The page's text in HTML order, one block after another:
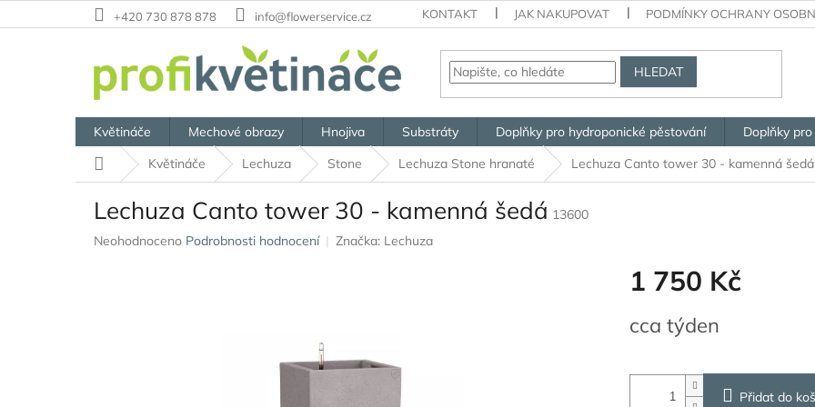
na
+420 730 878 878 info@flowerservice.cz KONTAKT JAK NAKUPOVAT PODMÍNKY OCHRANY
HLEDAT
Květináče Mechové obrazy Hnojiva Substráty Doplňky pro hydroponické pěstování Doplňky
Domů
Květináče Lechuza Stone Lechuza Stone hranaté Lechuza Canto tower 30 - kamenná šedá
Lechuza Canto tower 30 - kamenná šedá 13600
Průměrné
Neohodnoceno Podrobnosti hodnocení Značka: Lechuza
1 750 Kč
cena:
cca týden
Přidat do